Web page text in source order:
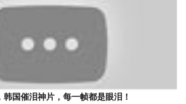
韩国催泪神片，每一帧都是眼泪！